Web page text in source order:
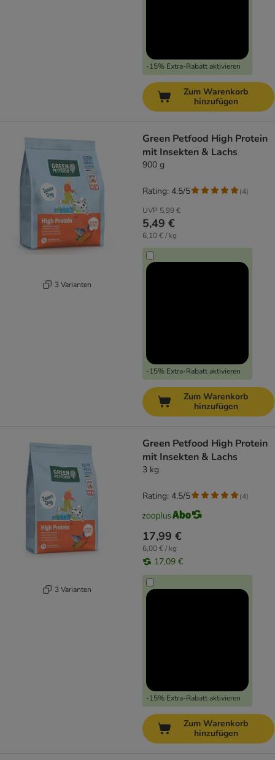
-15% Extra-Rabatt aktivieren
Zum Warenkorb
hinzufügen
3 Varianten
Green Petfood High Protein
mit Insekten & Lachs
900 g
UVP 5,99 €
5,49 €
6,10 € / kg
-15% Extra-Rabatt aktivieren
Rating: 4.5/5 (4)
Zum Warenkorb
hinzufügen
3 Varianten
Green Petfood High Protein
mit Insekten & Lachs
3 kg
17,99 €
6,00 € / kg
17,09 €
-15% Extra-Rabatt aktivieren
Rating: 4.5/5 (4)
Zum Warenkorb
hinzufügen